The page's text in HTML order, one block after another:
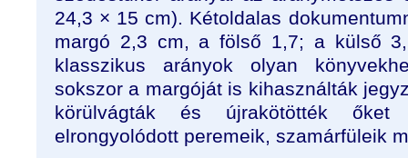
24,3 × 15 cm). Kétoldalas
margó 2,3 cm, a fölső 1,7; a külső
klasszikus arányok olyan
sokszor a margóját is kihasználták
körülvágták és újrakötötték
elrongyolódott peremeik, szamárfüleik